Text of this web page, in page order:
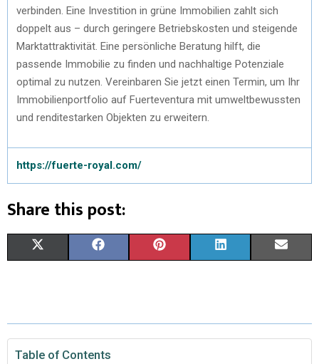
verbinden. Eine Investition in grüne Immobilien zahlt sich
doppelt aus – durch geringere Betriebskosten und steigende
Marktattraktivität. Eine persönliche Beratung hilft, die
passende Immobilie zu finden und nachhaltige Potenziale
optimal zu nutzen. Vereinbaren Sie jetzt einen Termin, um Ihr
Immobilienportfolio auf Fuerteventura mit umweltbewussten
und renditestarken Objekten zu erweitern.
https://fuerte-royal.com/
Share this post:
W E T K I
Table of Contents